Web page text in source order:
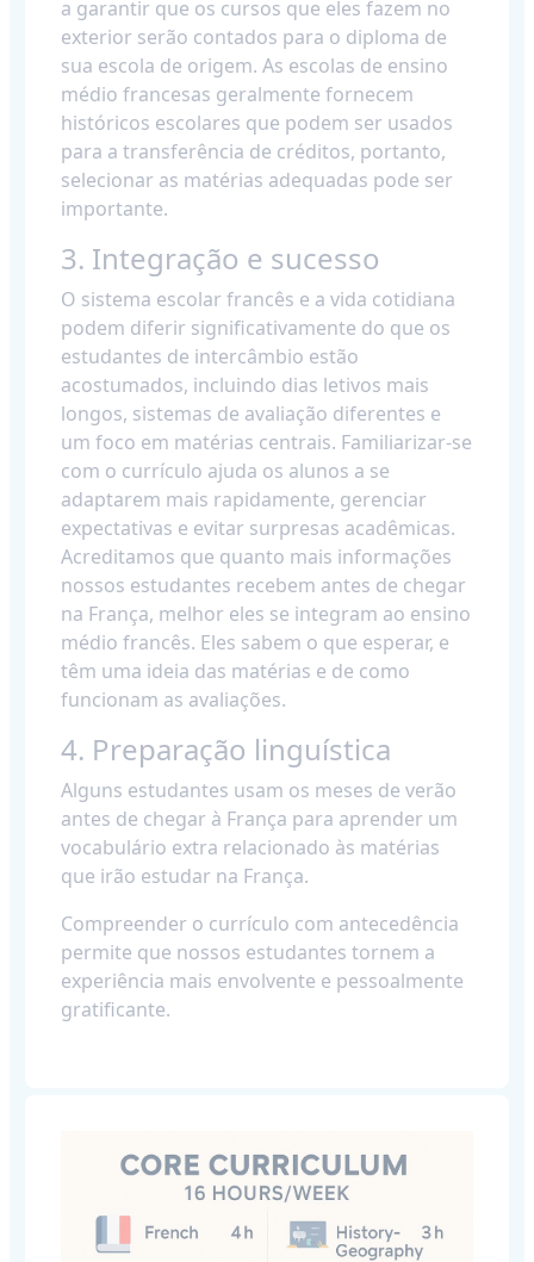
a garantir que os cursos que eles fazem no
exterior serão contados para o diploma de
sua escola de origem. As escolas de ensino
médio francesas geralmente fornecem
históricos escolares que podem ser usados
para a transferência de créditos, portanto,
selecionar as matérias adequadas pode ser
importante.
3. Integração e sucesso
O sistema escolar francês e a vida cotidiana
podem diferir significativamente do que os
estudantes de intercâmbio estão
acostumados, incluindo dias letivos mais
longos, sistemas de avaliação diferentes e
um foco em matérias centrais. Familiarizar-se
com o currículo ajuda os alunos a se
adaptarem mais rapidamente, gerenciar
expectativas e evitar surpresas acadêmicas.
Acreditamos que quanto mais informações
nossos estudantes recebem antes de chegar
na França, melhor eles se integram ao ensino
médio francês. Eles sabem o que esperar, e
têm uma ideia das matérias e de como
funcionam as avaliações.
4. Preparação linguística
Alguns estudantes usam os meses de verão
antes de chegar à França para aprender um
vocabulário extra relacionado às matérias
que irão estudar na França.
Compreender o currículo com antecedência
permite que nossos estudantes tornem a
experiência mais envolvente e pessoalmente
gratificante.